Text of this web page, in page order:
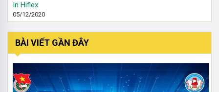
In Hiflex
05/12/2020
BÀI VIẾT GẦN ĐÂY